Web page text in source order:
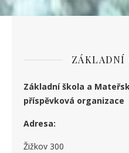
ZÁKLADNÍ
Základní škola a
příspěvková organizace
Adresa:
Žižkov 300